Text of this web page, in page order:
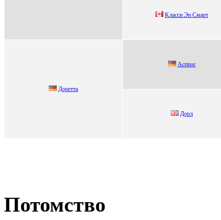
Kлaсси Эн Cмapт
Дорeтта
Аспpoс
Дopл
Потомство